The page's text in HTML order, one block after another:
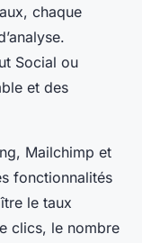
chaque
Social ou
et des
Mailchimp et
fonctionnalités
le taux
clics, le nombre